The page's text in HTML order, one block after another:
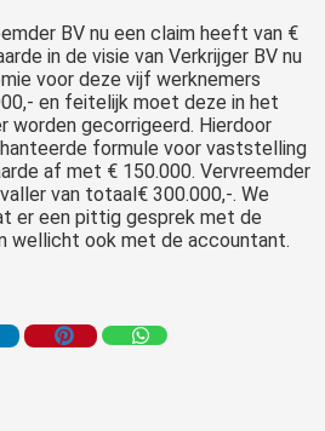
BV nu een claim heeft van €
in de visie van Verkrijger BV nu
voor deze vijf werknemers
en feitelijk moet deze in het
worden gecorrigeerd. Hierdoor
formule voor vaststelling
af met € 150.000. Vervreemder
van totaal€ 300.000,-. We
er een pittig gesprek met de
wellicht ook met de accountant.